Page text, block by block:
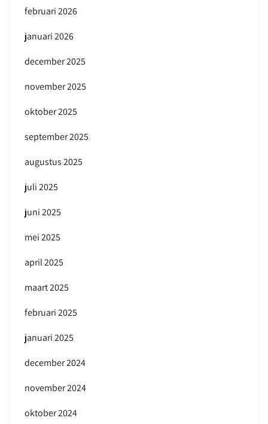
februari 2026
januari 2026
december 2025
november 2025
oktober 2025
september 2025
augustus 2025
juli 2025
juni 2025
mei 2025
april 2025
maart 2025
februari 2025
januari 2025
december 2024
november 2024
oktober 2024